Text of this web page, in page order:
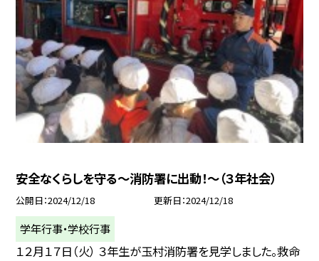
安全なくらしを守る～消防署に出動！～（３年社会）
公開日 2024/12/18 更新日 2024/12/18
学年行事・学校行事
１２月１７日（火） ３年生が玉村消防署を見学しました。救命